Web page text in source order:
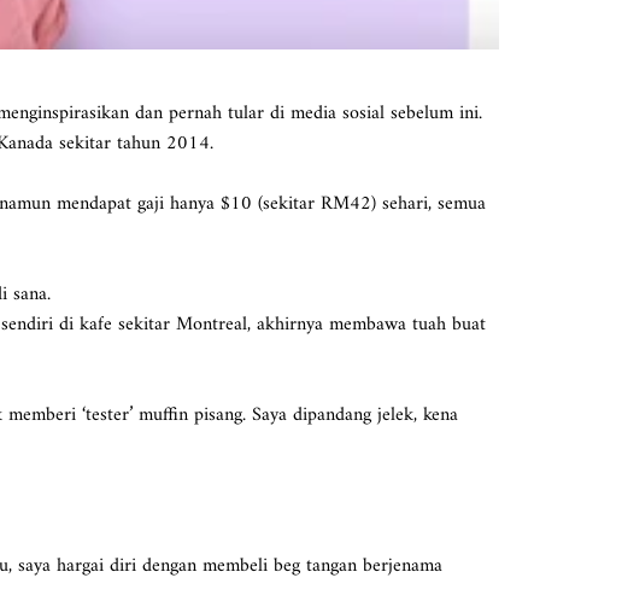
dan pernah tular di media sosial sebelum ini.
sekitar tahun 2014.
mendapat gaji hanya $10 (sekitar RM42) sehari, semua
sana.
di kafe sekitar Montreal, akhirnya membawa tuah buat
‘tester’ muffin pisang. Saya dipandang jelek, kena
saya hargai diri dengan membeli beg tangan berjenama